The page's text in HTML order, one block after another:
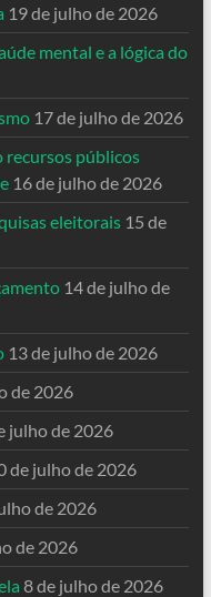
19 de julho de 2026
mental e a lógica do
17 de julho de 2026
recursos públicos
16 de julho de 2026
eleitorais 15 de
14 de julho de
13 de julho de 2026
de 2026
julho de 2026
de julho de 2026
de 2026
de 2026
8 de julho de 2026